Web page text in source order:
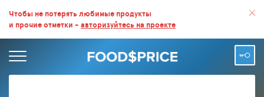
ВСЕ СКИДКИ И ВЫГОДНЫЕ ЦЕНЫ НА ПРОДУКТЫ В МАГАЗИНАХ.
БОЛЬШЕ 100 000 ТОВАРОВ. ЕЖЕДНЕВНОЕ ОБНОВЛЕНИЕ ЦЕН.
Чтобы не потерять любимые продукты
и прочие отметки - авторизуйтесь на проекте